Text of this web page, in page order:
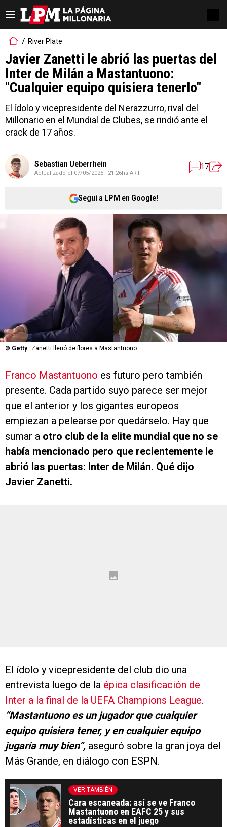
River Plate
Javier Zanetti le abrió las puertas del
Inter de Milán a Mastantuono:
"Cualquier equipo quisiera tenerlo"
El ídolo y vicepresidente del Nerazzurro, rival del
Millonario en el Mundial de Clubes, se rindió ante el
crack de 17 años.
Sebastian Ueberrhein
Actualizado el 07/05/2025 - 21:26hs ART
17
Seguí a LPM en Google!
© Getty Zanetti llenó de flores a Mastantuono.
Franco Mastantuono es futuro pero también
presente. Cada partido suyo parece ser mejor
que el anterior y los gigantes europeos
empiezan a pelearse por quedárselo. Hay que
sumar a otro club de la elite mundial que no se
había mencionado pero que recientemente le
abrió las puertas: Inter de Milán. Qué dijo
Javier Zanetti.
El ídolo y vicepresidente del club dio una
entrevista luego de la épica clasificación de
Inter a la final de la UEFA Champions League.
“Mastantuono es un jugador que cualquier
equipo quisiera tener, y en cualquier equipo
jugaría muy bien”, aseguró sobre la gran joya del
Más Grande, en diálogo con ESPN.
VER TAMBIÉN
Cara escaneada: así se ve Franco
Mastantuono en EAFC 25 y sus
estadísticas en el juego